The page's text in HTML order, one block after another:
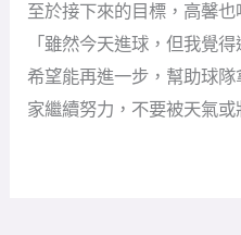
至於接下來的目標，高馨也
「雖然今天進球，但我覺
希望能再進一步，幫助球
家繼續努力，不要被天氣或